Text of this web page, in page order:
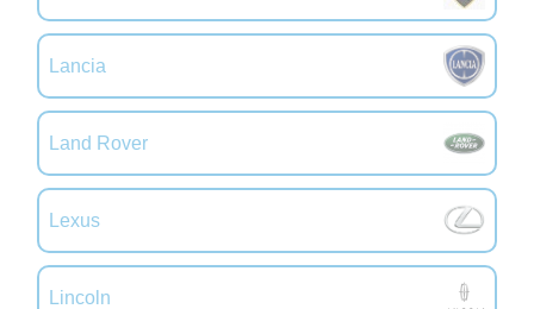
Lancia
Land Rover
Lexus
Lincoln